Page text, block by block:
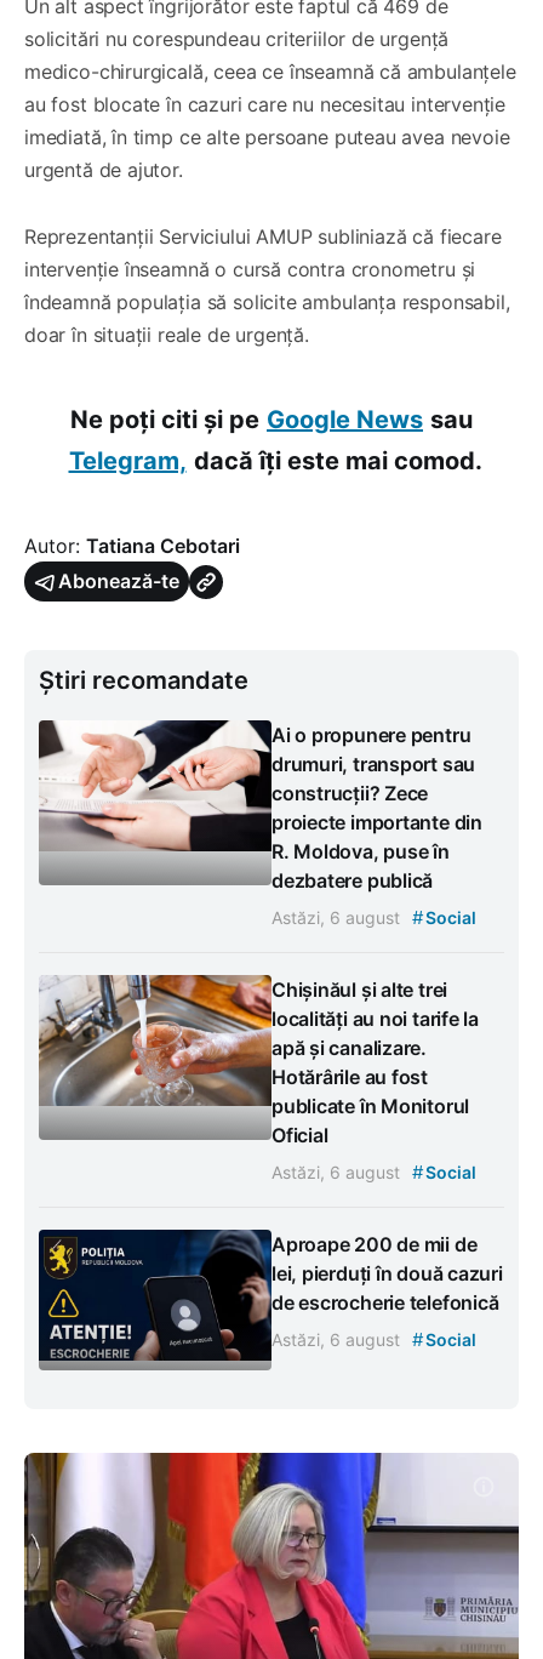
Un alt aspect îngrijorător este faptul că 469 de
solicitări nu corespundeau criteriilor de urgență
medico-chirurgicală, ceea ce înseamnă că ambulanțele
au fost blocate în cazuri care nu necesitau intervenție
imediată, în timp ce alte persoane puteau avea nevoie
urgentă de ajutor.
Reprezentanții Serviciului AMUP subliniază că fiecare
intervenție înseamnă o cursă contra cronometru și
îndeamnă populația să solicite ambulanța responsabil,
doar în situații reale de urgență.
Ne poți citi și pe Google News sau
Telegram, dacă îți este mai comod.
Autor: Tatiana Cebotari
Abonează-te
Știri recomandate
Ai o propunere pentru
drumuri, transport sau
construcții? Zece
proiecte importante din
R. Moldova, puse în
dezbatere publică
Astăzi, 6 august #Social
Chișinăul și alte trei
localități au noi tarife la
apă și canalizare.
Hotărârile au fost
publicate în Monitorul
Oficial
Astăzi, 6 august #Social
Aproape 200 de mii de
lei, pierduți în două cazuri
de escrocherie telefonică
Astăzi, 6 august #Social